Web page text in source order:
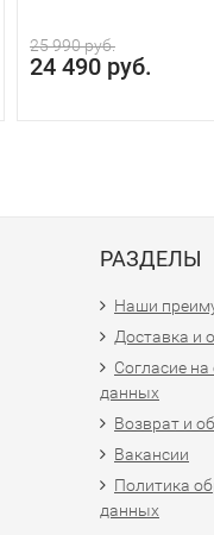
25 990 руб.
24 490 руб.
РАЗДЕЛЫ
Наши
Доставка и
Согласие
данных
Возврат и
Вакансии
Политика
данных